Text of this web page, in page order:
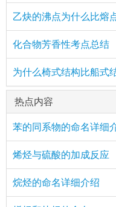
乙炔的沸点为什么比熔
化合物芳香性考点总结
为什么椅式结构比船式
热点内容
苯的同系物的命名详细
烯烃与硫酸的加成反应
烷烃的命名详细介绍